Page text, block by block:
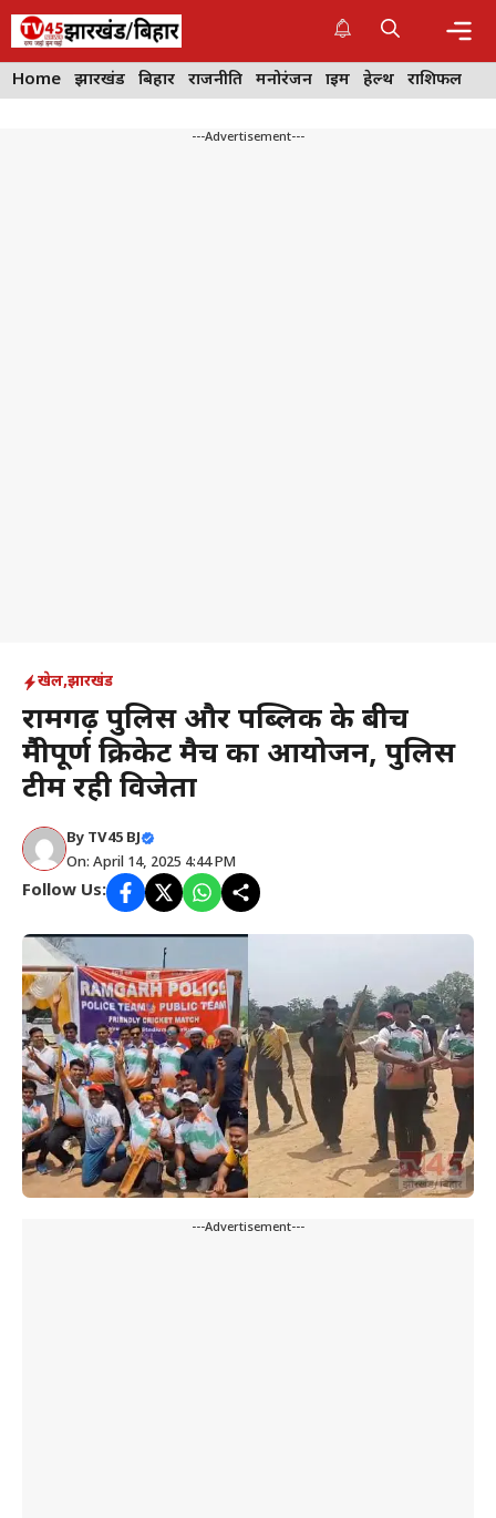
Skip
content
Home झारखंड बिहार राजनीति मनोरंजन क्राइम हेल्थ राशिफल
---Advertisement---
खेल,झारखंड
रामगढ़ पुलिस और पब्लिक के बीच
मैत्रीपूर्ण क्रिकेट मैच का आयोजन, पुलिस
टीम रही विजेता
By TV45 BJ
On: April 14, 2025 4:44 PM
Follow Us:
---Advertisement---